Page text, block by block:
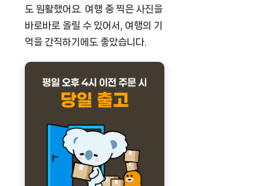
도 원활했어요. 여행 중 찍은 사진을
바로바로 올릴 수 있어서, 여행의 기
억을 간직하기에도 좋았습니다.